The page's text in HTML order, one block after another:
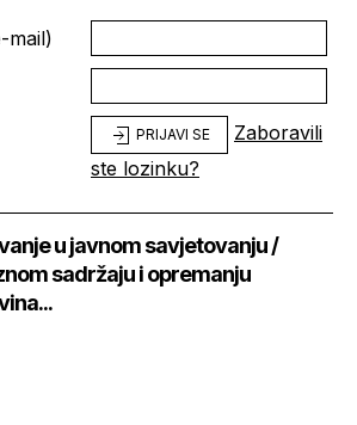
mail)
PRIJAVI SE
Zaboravili
ste lozinku?
u javnom savjetovanju /
sadržaju i opremanju